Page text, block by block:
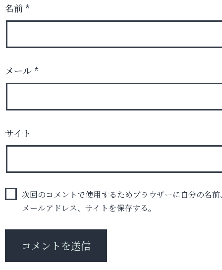
名前 *
メール *
サイト
次回のコメントで使用するためブラウザーに自分の名前
メールアドレス、サイトを保存する。